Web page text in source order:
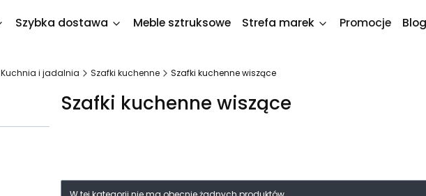
Szybka dostawa Meble sztruksowe Strefa marek Promocje Blog
Kuchnia i jadalnia Szafki kuchenne Szafki kuchenne wiszące
Szafki kuchenne wiszące
Lista produktów